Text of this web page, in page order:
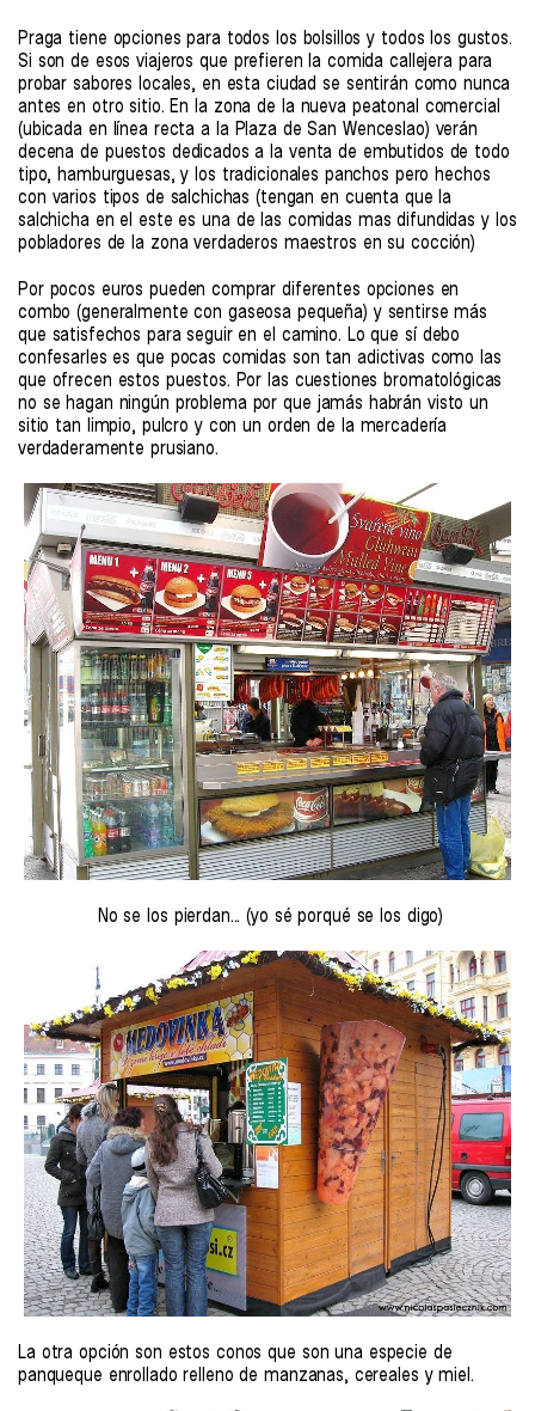
Praga tiene opciones para todos los bolsillos y todos los gustos.
Si son de esos viajeros que prefieren la comida callejera para
probar sabores locales, en esta ciudad se sentirán como nunca
antes en otro sitio. En la zona de la nueva peatonal comercial
(ubicada en línea recta a la Plaza de San Wenceslao) verán
decena de puestos dedicados a la venta de embutidos de todo
tipo, hamburguesas, y los tradicionales panchos pero hechos
con varios tipos de salchichas (tengan en cuenta que la
salchicha en el este es una de las comidas mas difundidas y los
pobladores de la zona verdaderos maestros en su cocción)
Por pocos euros pueden comprar diferentes opciones en
combo (generalmente con gaseosa pequeña) y sentirse más
que satisfechos para seguir en el camino. Lo que sí debo
confesarles es que pocas comidas son tan adictivas como las
que ofrecen estos puestos. Por las cuestiones bromatológicas
no se hagan ningún problema por que jamás habrán visto un
sitio tan limpio, pulcro y con un orden de la mercadería
verdaderamente prusiano.
No se los pierdan... (yo sé porqué se los digo)
La otra opción son estos conos que son una especie de
panqueque enrollado relleno de manzanas, cereales y miel.